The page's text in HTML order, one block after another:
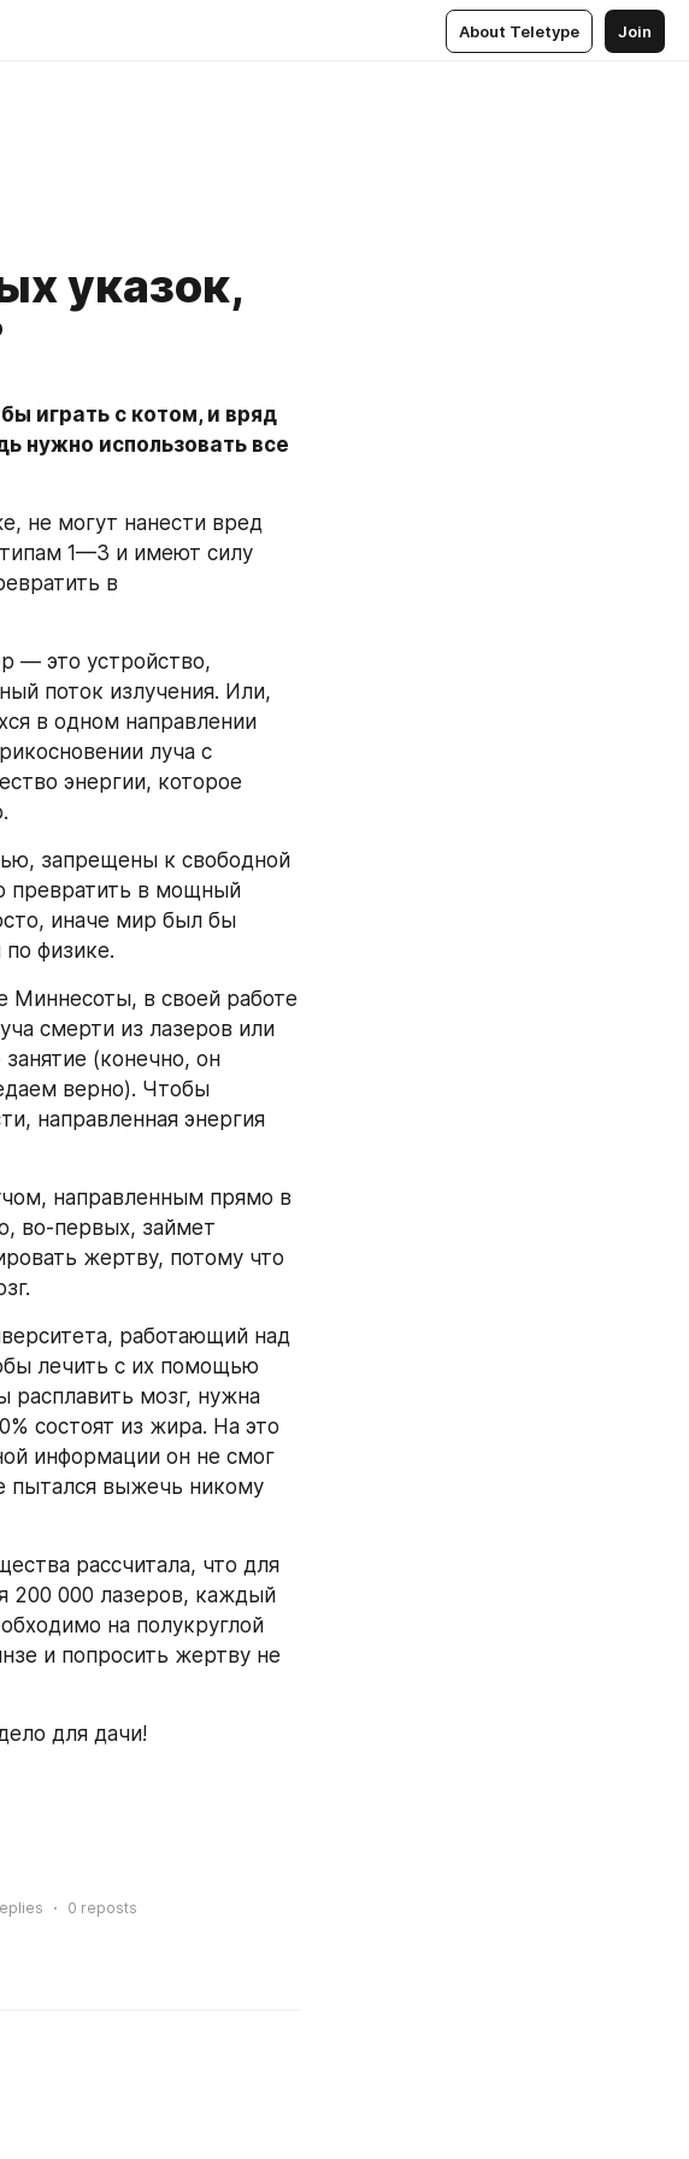
About Teletype Join
указок,
играть с котом, и вряд
нужно использовать все
не могут нанести вред
типам 1—3 и имеют силу
в
— это устройство,
поток излучения. Или,
в одном направлении
луча с
энергии, которое
запрещены к свободной
превратить в мощный
иначе мир был бы
физике.
Миннесоты, в своей работе
смерти из лазеров или
(конечно, он
верно). Чтобы
направленная энергия
направленным прямо в
во-первых, займет
жертву, потому что
работающий над
лечить с их помощью
расплавить мозг, нужна
состоят из жира. На это
информации он не смог
пытался выжечь никому
рассчитала, что для
200 000 лазеров, каждый
на полукруглой
и попросить жертву не
для дачи!
0 reposts